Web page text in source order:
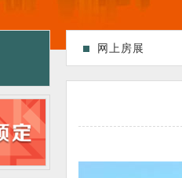
网上房展